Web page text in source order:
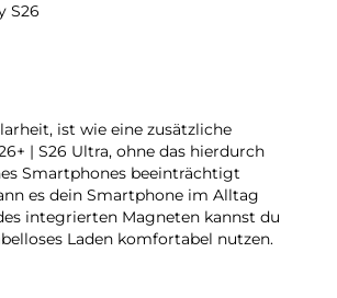
S26
ist wie eine zusätzliche
| S26 Ultra, ohne das hierdurch
Smartphones beeinträchtigt
es dein Smartphone im Alltag
integrierten Magneten kannst du
Laden komfortabel nutzen.